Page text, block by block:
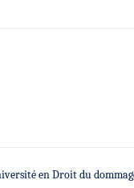
en Droit du